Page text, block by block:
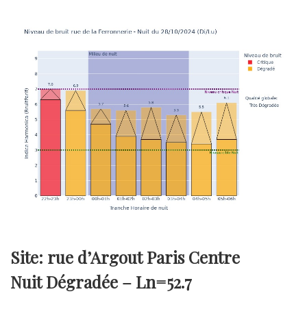
Site: rue d’Argout Paris Centre
Nuit Dégradée – Ln=52.7